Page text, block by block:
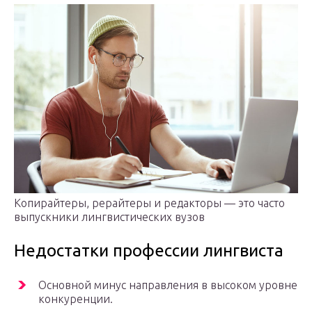
Копирайтеры, рерайтеры и редакторы — это часто
выпускники лингвистических вузов
Недостатки профессии лингвиста
Основной минус направления в высоком уровне
конкуренции.